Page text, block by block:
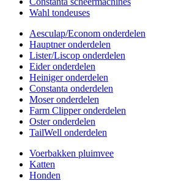
Wahl tondeuses
Aesculap/Econom onderdelen
Hauptner onderdelen
Lister/Liscop onderdelen
Eider onderdelen
Heiniger onderdelen
Constanta onderdelen
Moser onderdelen
Farm Clipper onderdelen
Oster onderdelen
TailWell onderdelen
Voerbakken pluimvee
Katten
Honden